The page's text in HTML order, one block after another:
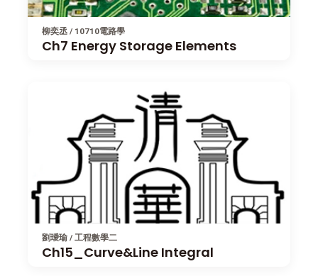
柳奕丞 / 10710電路學
Ch7 Energy Storage Elements
劉璦瑜 / 工程數學二
Ch15_Curve&Line Integral